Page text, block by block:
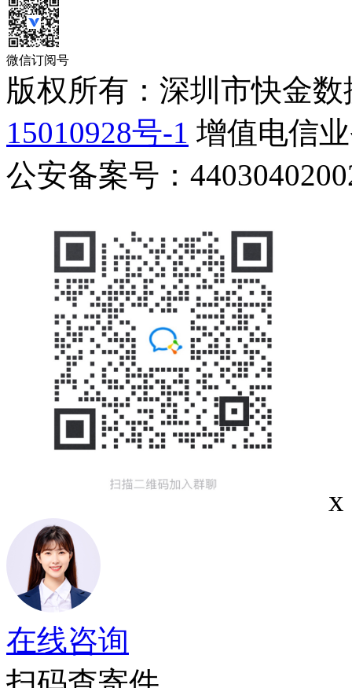
微信订阅号
版权所有：深圳市快金
15010928号-1 增值电信
公安备案号：
x
在线咨询